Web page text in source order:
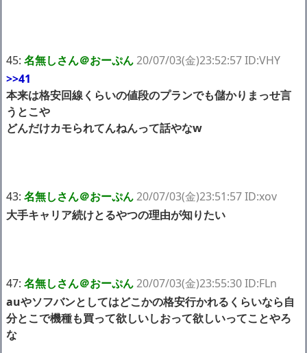
45: 名無しさん＠おーぷん20/07/03(金)23:52:57 ID:VHY
>>41
本来は格安回線くらいの値段のプランでも儲かりまっせ言
うとこや
どんだけカモられてんねんって話やなw
43: 名無しさん＠おーぷん20/07/03(金)23:51:57 ID:xov
大手キャリア続けとるやつの理由が知りたい
47: 名無しさん＠おーぷん20/07/03(金)23:55:30 ID:FLn
auやソフバンとしてはどこかの格安行かれるくらいなら自
分とこで機種も買って欲しいしおって欲しいってことやろ
な